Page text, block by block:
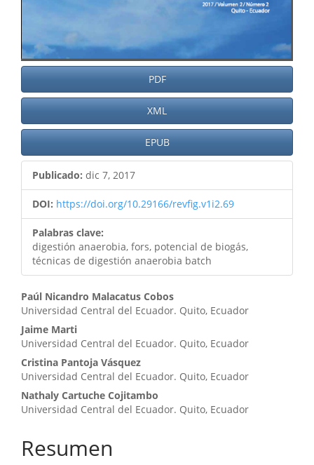
PDF
XML
EPUB
Publicado: dic 7, 2017
DOI: https://doi.org/10.29166/revfig.v1i2.69
Palabras clave:
digestión anaerobia, fors, potencial de biogás,
técnicas de digestión anaerobia batch
Contenido
principal
del
artículo
Paúl Nicandro Malacatus Cobos
Universidad Central del Ecuador. Quito, Ecuador
Jaime Marti
Universidad Central del Ecuador. Quito, Ecuador
Cristina Pantoja Vásquez
Universidad Central del Ecuador. Quito, Ecuador
Nathaly Cartuche Cojitambo
Universidad Central del Ecuador. Quito, Ecuador
Resumen